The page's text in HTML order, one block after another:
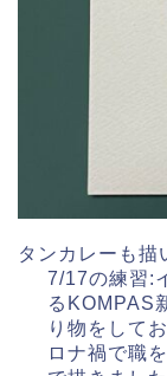
タンカレーも描
7/17の練習:
るKOMPAS
り物をして
ロナ禍で職